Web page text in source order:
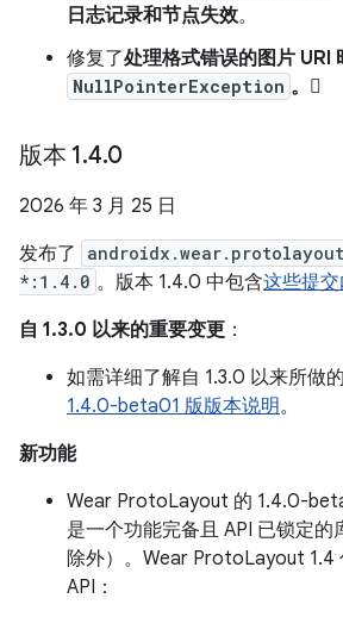
日志记录和节点失效。
修复了处理格式错误的图片 URI
NullPointerException 。
版本 1.4.0
2026 年 3 月 25 日
发布了
*:1.4.0 。版本 1.4.0 中包含这些提
自 1.3.0 以来的重要变更 ：
如需详细了解自 1.3.0 以来所做
1.4.0-beta01 版版本说明。
新功能
Wear ProtoLayout 的 1.4.0-
是一个功能完备且 API 已锁定的
除外）。Wear ProtoLayout 1.4
API：